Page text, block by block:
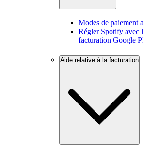
Modes de paiement
Régler Spotify avec
facturation Google
Aide relative à la facturation